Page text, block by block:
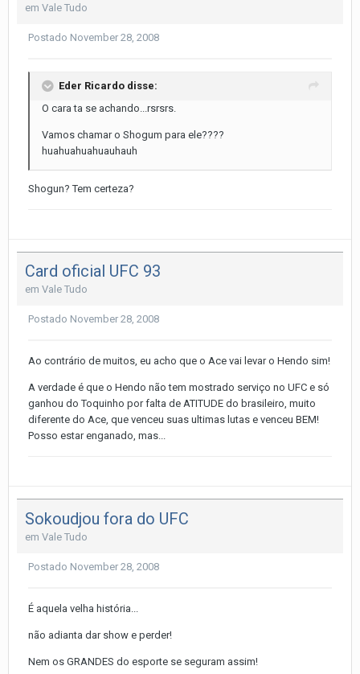
em Vale Tudo
Postado November 28, 2008
Eder Ricardo disse:
O cara ta se achando...rsrsrs.
Vamos chamar o Shogum para ele????
huahuahuahuauhauh
Shogun? Tem certeza?
Card oficial UFC 93
em Vale Tudo
Postado November 28, 2008
Ao contrário de muitos, eu acho que o Ace vai levar o Hendo sim!
A verdade é que o Hendo não tem mostrado serviço no UFC e só
ganhou do Toquinho por falta de ATITUDE do brasileiro, muito
diferente do Ace, que venceu suas ultimas lutas e venceu BEM!
Posso estar enganado, mas...
Sokoudjou fora do UFC
em Vale Tudo
Postado November 28, 2008
É aquela velha história...
não adianta dar show e perder!
Nem os GRANDES do esporte se seguram assim!